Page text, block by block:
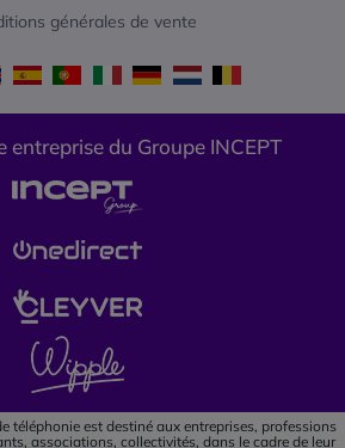
générales de vente
entreprise du Groupe INCEPT
téléphonie est destiné aux entreprises, professions
associations, collectivités, dans le cadre de leur